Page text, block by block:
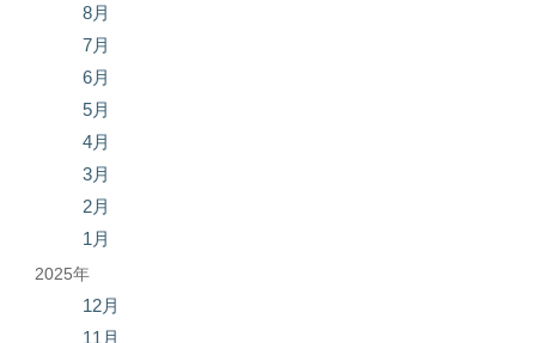
8月
7月
6月
5月
4月
3月
2月
1月
2025年
12月
11月